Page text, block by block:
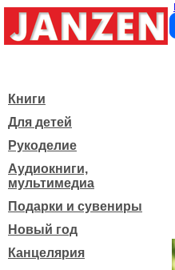
Книги
Для детей
Рукоделие
Аудиокниги,
мультимедиа
Подарки и сувениры
Новый год
Канцелярия